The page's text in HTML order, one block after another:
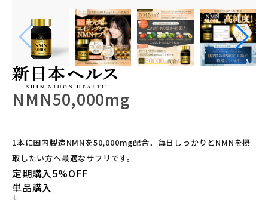
NMN50,000mg
1本に国内製造NMNを50,000mg配合。毎日しっかりとNMNを摂
取したい方へ最適なサプリです。
定期購入5%OFF
単品購入